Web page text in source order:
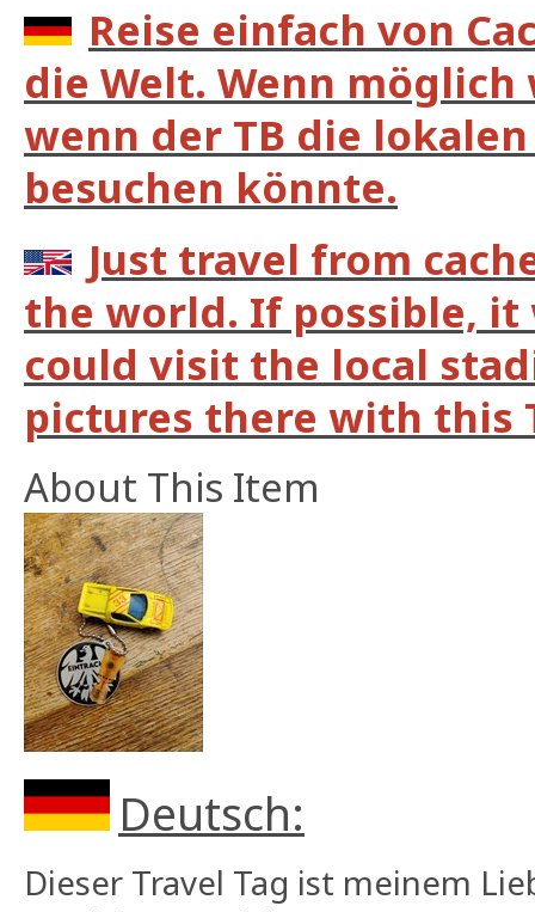
Reise einfach von
die Welt. Wenn möglich
wenn der TB die
besuchen könnte.
Just travel from
the world. If possible, it
could visit the local
pictures there with this
About This Item
Deutsch:
Dieser Travel Tag ist meinem